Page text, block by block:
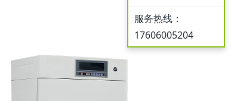
服务热线：
17606005204